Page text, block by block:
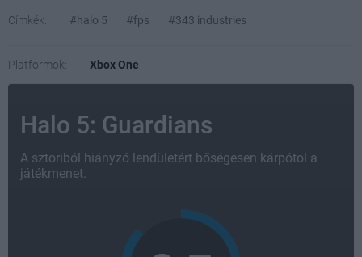
Címkék: #halo 5 #fps #343 industries
Platformok: Xbox One
Halo 5: Guardians
A sztoriból hiányzó lendületért bőségesen kárpótol a
játékmenet.